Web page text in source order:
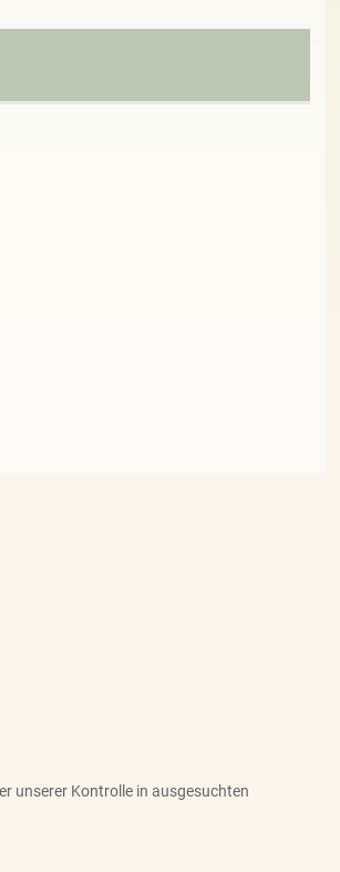
unserer Kontrolle in ausgesuchten